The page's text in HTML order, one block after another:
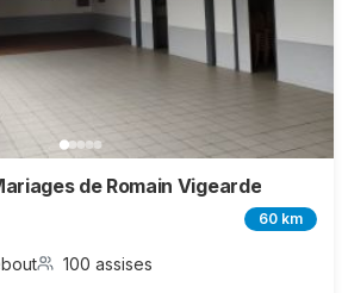
de Romain Vigearde
60 km
100 assises